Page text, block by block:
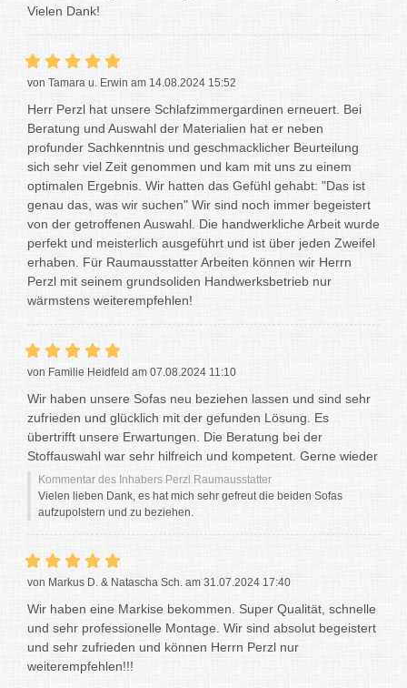
Vielen Dank!
von Tamara u. Erwin am 14.08.2024 15:52
Herr Perzl hat unsere Schlafzimmergardinen erneuert. Bei
Beratung und Auswahl der Materialien hat er neben
profunder Sachkenntnis und geschmacklicher Beurteilung
sich sehr viel Zeit genommen und kam mit uns zu einem
optimalen Ergebnis. Wir hatten das Gefühl gehabt: "Das ist
genau das, was wir suchen" Wir sind noch immer begeistert
von der getroffenen Auswahl. Die handwerkliche Arbeit wurde
perfekt und meisterlich ausgeführt und ist über jeden Zweifel
erhaben. Für Raumausstatter Arbeiten können wir Herrn
Perzl mit seinem grundsoliden Handwerksbetrieb nur
wärmstens weiterempfehlen!
von Familie Heidfeld am 07.08.2024 11:10
Wir haben unsere Sofas neu beziehen lassen und sind sehr
zufrieden und glücklich mit der gefunden Lösung. Es
übertrifft unsere Erwartungen. Die Beratung bei der
Stoffauswahl war sehr hilfreich und kompetent. Gerne wieder
Kommentar des Inhabers Perzl Raumausstatter
Vielen lieben Dank, es hat mich sehr gefreut die beiden Sofas
aufzupolstern und zu beziehen.
von Markus D. & Natascha Sch. am 31.07.2024 17:40
Wir haben eine Markise bekommen. Super Qualität, schnelle
und sehr professionelle Montage. Wir sind absolut begeistert
und sehr zufrieden und können Herrn Perzl nur
weiterempfehlen!!!